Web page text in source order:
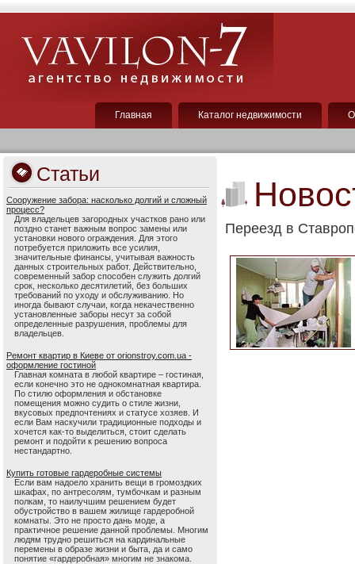
Главная Каталог недвижимости
Статьи
Сооружение забора: насколько долгий и сложный
процесс?
Для владельцев загородных участков рано или
поздно станет важным вопрос замены или
установки нового ограждения. Для этого
потребуется приложить все усилия,
значительные финансы, учитывая важность
данных строительных работ. Действительно,
современный забор способен служить долгий
срок, несколько десятилетий, без больших
требований по уходу и обслуживанию. Но
иногда бывают случаи, когда некачественно
установленные заборы несут за собой
определенные разрушения, проблемы для
владельцев.
Ремонт квартир в Киеве от orionstroy.com.ua -
оформление гостиной
Главная комната в любой квартире – гостиная,
если конечно это не однокомнатная квартира.
По стилю оформления и обстановке
помещения можно судить о стиле жизни,
вкусовых предпочтениях и статусе хозяев. И
если Вам наскучили традиционные подходы и
хочется как-то выделиться, стоит сделать
ремонт и подойти к решению вопроса
нестандартно.
Купить готовые гардеробные системы
Если вам надоело хранить вещи в громоздких
шкафах, по антресолям, тумбочкам и разным
полкам, то наилучшим решением будет
обустройство в вашем жилище гардеробной
комнаты. Это не просто дань моде, а
практичное решение данной проблемы. Многим
людям трудно решиться на кардинальные
перемены в образе жизни и быта, да и само
понятие «гардеробная» многим не знакома.
Переезд в